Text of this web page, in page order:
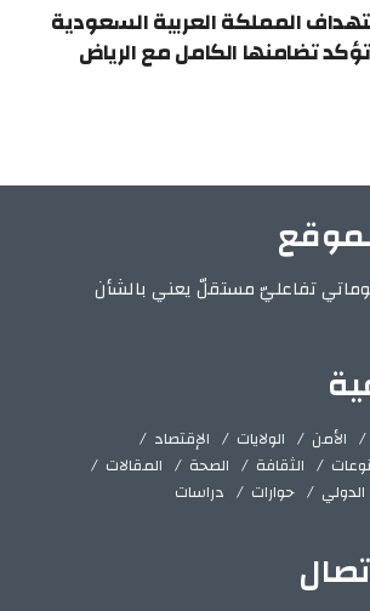
المملكة العربية السعودية
تضامنها الكامل مع الرياض
تفاعليّ مستقلّ يعني بالشأن
الأمن الولايات
الإقتصاد
الثقافة الصحة
المقالات
الدولي حوارات دراسات